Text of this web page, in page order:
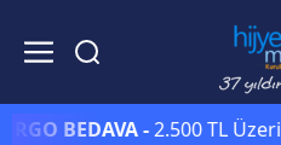
BEDAVA -2.500 TL Üzeri